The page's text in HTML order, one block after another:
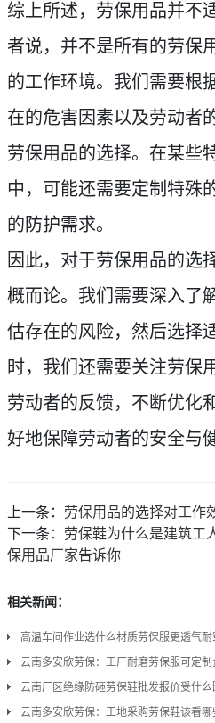
综上所述，劳保用品并不
者说，并不是所有的劳保
的工作环境。我们需要根
在的危害因素以及劳动者
劳保用品的选择。在某些
中，可能还需要定制特殊
的防护需求。
因此，对于劳保用品的选
概而论。我们需要深入了
估存在的风险，然后选择
时，我们还需要关注劳保
劳动者的反馈，不断优化
好地保障劳动者的安全与
上一条： 劳保用品的选择对工作
下一条： 劳保鞋为什么是建筑工
保用品厂家告诉你
相关新闻：
高温车间作业选什么材质劳保服更透气耐
云南多安欣劳保：工厂耐磨劳保服可定制
云南厂区绝缘防砸劳保鞋批发报价受什么
云南多安欣劳保：工地采购劳保鞋该看哪